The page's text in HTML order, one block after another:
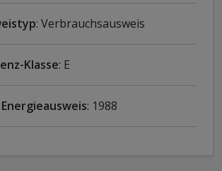
: Verbrauchsausweis
Klasse: E
: 1988